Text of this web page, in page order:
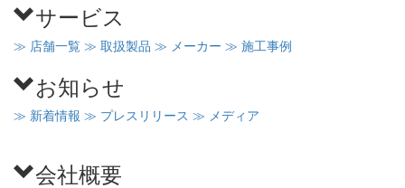
サービス
≫ 店舗一覧 ≫ 取扱製品 ≫ メーカー ≫ 施工事例
お知らせ
≫ 新着情報 ≫ プレスリリース ≫ メディア
会社概要